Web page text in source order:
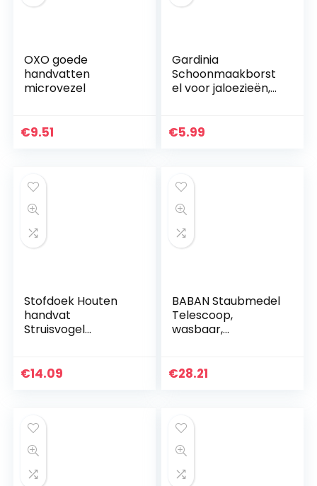
OXO goede
handvatten
microvezel
€9.51
Gardinia
Schoonmaakborst
el voor jaloezieën,
cm
€5.99
Stofdoek Houten
handvat
Struisvogel
Woonkamer
€14.09
BABAN Staubmedel
Telescoop,
wasbaar,
stofbezem met
€28.21